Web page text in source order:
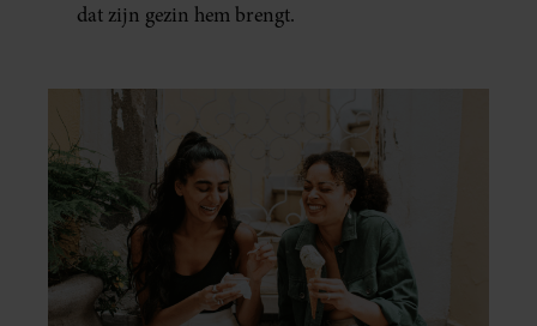
dat zijn gezin hem brengt.